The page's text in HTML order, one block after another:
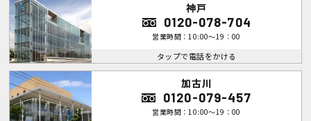
神戸
0120-078-704
営業時間：10:00～19：00
タップで電話をかける
加古川
0120-079-457
営業時間：10:00～19：00